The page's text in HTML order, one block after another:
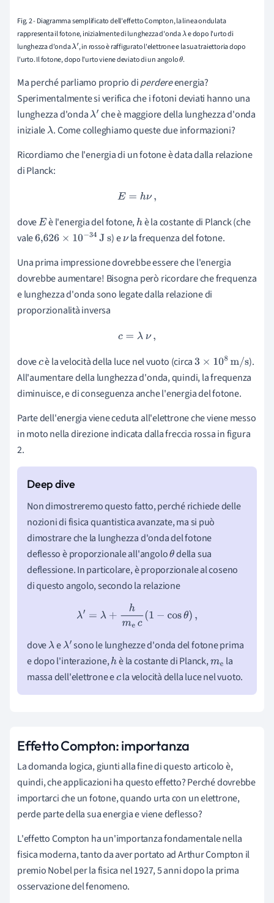
Fig. 2 - Diagramma semplificato dell'effetto Compton, la linea ondulata
rappresenta il fotone, inizialmente di lunghezza d'ondaλ e dopo l'urto di
lunghezza d'ondaλ′ , in rosso è raffigurato l'elettrone e la sua traiettoria dopo
l'urto. Il fotone, dopo l'urto viene deviato di un angoloθ.
Ma perché parliamo proprio diperdereenergia?
Sperimentalmente si verifica che i fotoni deviati hanno una
lunghezza d'ondaλ′ che è maggiore della lunghezza d'onda
inizialeλ. Come colleghiamo queste due informazioni?
Ricordiamo che l'energia di un fotone è data dalla relazione
di Planck:
E=hν,
doveE è l'energia del fotone,hè la costante di Planck (che
vale6,626× 10 −34Js ) eνla frequenza del fotone.
Una prima impressione dovrebbe essere che l'energia
dovrebbe aumentare! Bisogna però ricordare che frequenza
e lunghezza d'onda sono legate dalla relazione di
proporzionalità inversa
c= λν,
dovecè la velocità della luce nel vuoto (circa3×10 8m/s
).
All'aumentare della lunghezza d'onda, quindi, la frequenza
diminuisce, e di conseguenza anche l'energia del fotone.
Parte dell'energia viene ceduta all'elettrone che viene messo
in moto nella direzione indicata dalla freccia rossa in figura
2.
Non dimostreremo questo fatto, perché richiede delle
nozioni di fisica quantistica avanzate, ma si può
dimostrare che la lunghezza d'onda del fotone
deflesso è proporzionale all'angoloθdella sua
deflessione. In particolare, è proporzionale al coseno
di questo angolo, secondo la relazione
λ′= λ+ hmec(1− cos θ),
doveλ eλ′ sono le lunghezze d'onda del fotone prima
e dopo l'interazione,hè la costante di Planck,me la
massa dell'elettrone ecla velocità della luce nel vuoto.
Effetto Compton: importanza
La domanda logica, giunti alla fine di questo articolo è,
quindi, che applicazioni ha questo effetto? Perché dovrebbe
importarci che un fotone, quando urta con un elettrone,
perde parte della sua energia e viene deflesso?
L'effetto Compton ha un'importanza fondamentale nella
fisica moderna, tanto da aver portato ad Arthur Compton il
premio Nobel per la fisica nel 1927, 5 anni dopo la prima
osservazione del fenomeno.